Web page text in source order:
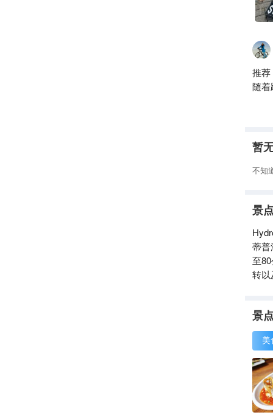
推荐
随
暂
不知
景
蒂普
至
转以
景
美